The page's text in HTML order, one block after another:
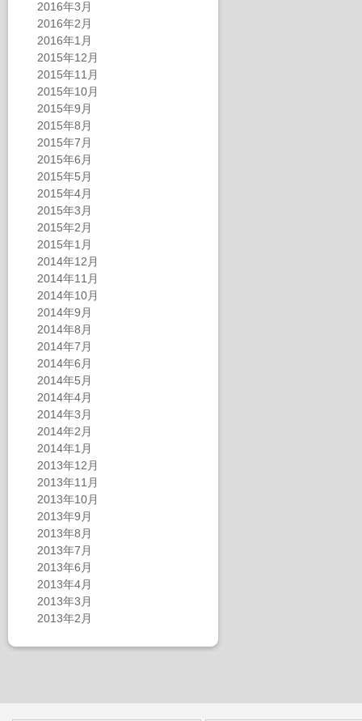
2016年3月
2016年2月
2016年1月
2015年12月
2015年11月
2015年10月
2015年9月
2015年8月
2015年7月
2015年6月
2015年5月
2015年4月
2015年3月
2015年2月
2015年1月
2014年12月
2014年11月
2014年10月
2014年9月
2014年8月
2014年7月
2014年6月
2014年5月
2014年4月
2014年3月
2014年2月
2014年1月
2013年12月
2013年11月
2013年10月
2013年9月
2013年8月
2013年7月
2013年6月
2013年4月
2013年3月
2013年2月